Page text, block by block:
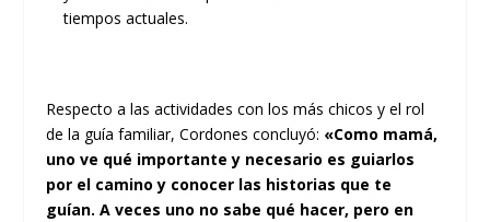
tiempos actuales.
Respecto a las actividades con los más chicos y el rol
de la guía familiar, Cordones concluyó: «Como mamá,
uno ve qué importante y necesario es guiarlos
por el camino y conocer las historias que te
guían. A veces uno no sabe qué hacer, pero en